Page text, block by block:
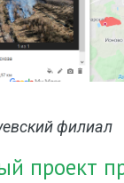
филиал
проект